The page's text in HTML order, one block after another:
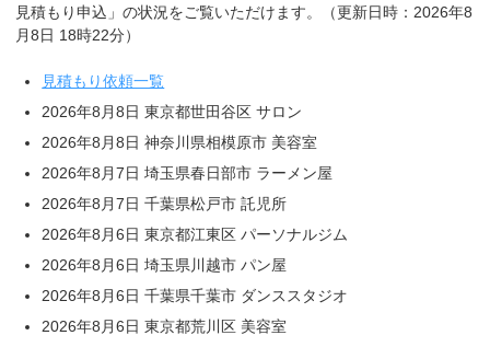
見積もり申込」の状況をご覧いただけます。（更新日時：2026年8
月8日 18時22分）
見積もり依頼一覧
2026年8月8日 東京都世田谷区 サロン
2026年8月8日 神奈川県相模原市 美容室
2026年8月7日 埼玉県春日部市 ラーメン屋
2026年8月7日 千葉県松戸市 託児所
2026年8月6日 東京都江東区 パーソナルジム
2026年8月6日 埼玉県川越市 パン屋
2026年8月6日 千葉県千葉市 ダンススタジオ
2026年8月6日 東京都荒川区 美容室